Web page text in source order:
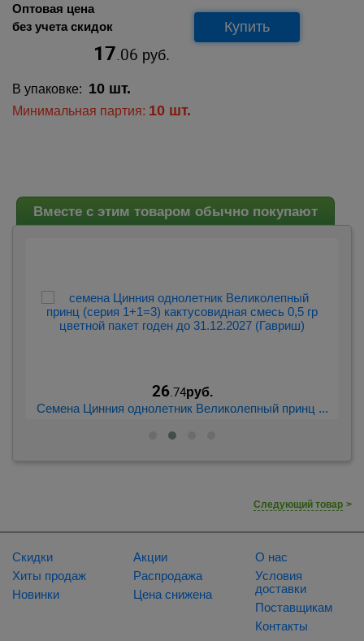
Оптовая цена
без учета скидок
17.06 руб.
Купить
В упаковке: 10 шт.
Минимальная партия: 10 шт.
Вместе с этим товаром обычно покупают
26.74руб.
Семена Цинния однолетник Великолепный принц ...
Следующий товар >
Скидки
Хиты продаж
Новинки
Акции
Распродажа
Цена снижена
О нас
Условия
доставки
Поставщикам
Контакты